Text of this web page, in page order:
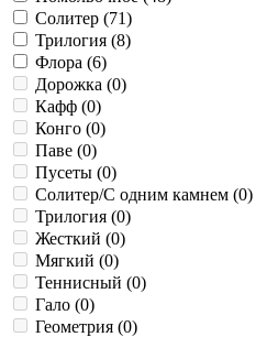
Солитер (71)
Трилогия (8)
Флора (6)
Дорожка (0)
Кафф (0)
Конго (0)
Паве (0)
Пусеты (0)
Солитер/С одним камнем (0)
Трилогия (0)
Жесткий (0)
Мягкий (0)
Теннисный (0)
Гало (0)
Геометрия (0)